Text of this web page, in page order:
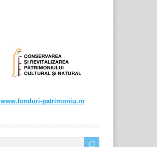
www.fonduri-patrimoniu.ro